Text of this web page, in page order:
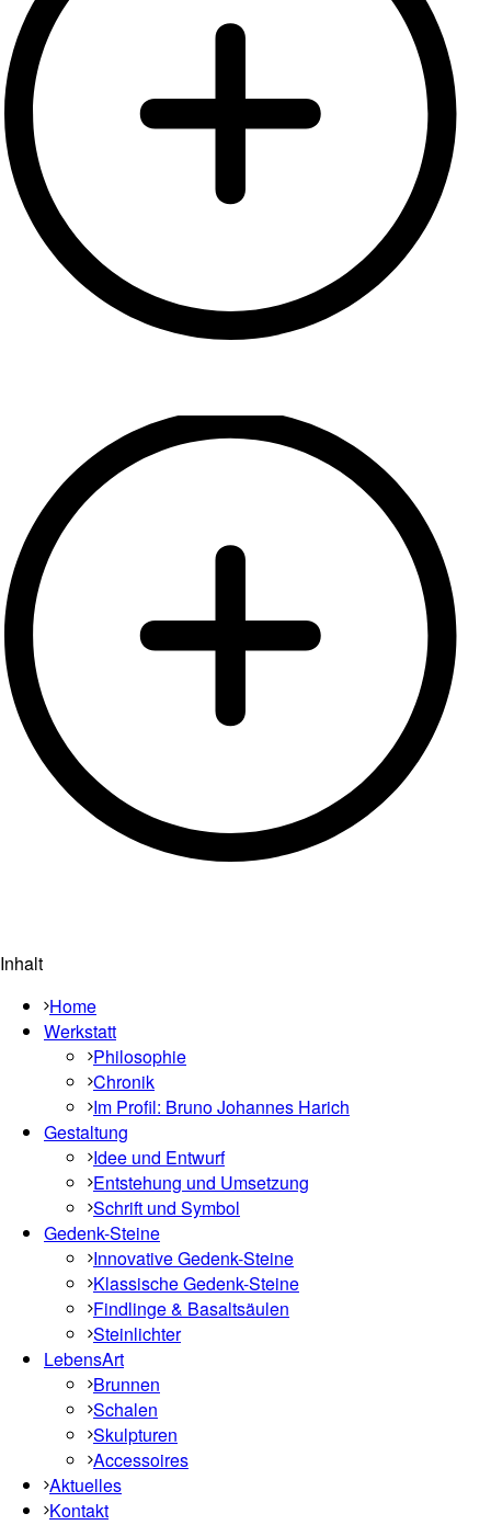
Inhalt
Home
Werkstatt
Philosophie
Chronik
Im Profil: Bruno Johannes Harich
Gestaltung
Idee und Entwurf
Entstehung und Umsetzung
Schrift und Symbol
Gedenk-Steine
Innovative Gedenk-Steine
Klassische Gedenk-Steine
Findlinge & Basaltsäulen
Steinlichter
LebensArt
Brunnen
Schalen
Skulpturen
Accessoires
Aktuelles
Kontakt